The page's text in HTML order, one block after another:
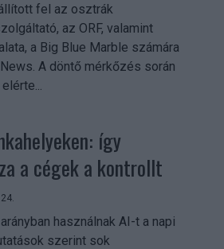
fel az osztrák
az ORF, valamint
a Big Blue Marble számára
News. A döntő mérkőzés során
így
a cégek a kontrollt
használnak AI-t a napi
szerint sok